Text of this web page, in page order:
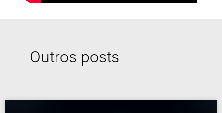
Outros posts